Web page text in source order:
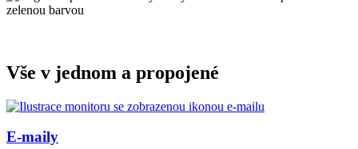
Vše v jednom a propojené
E-maily